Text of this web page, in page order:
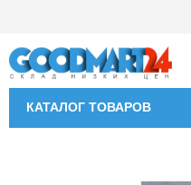
КАТАЛОГ ТОВАРОВ